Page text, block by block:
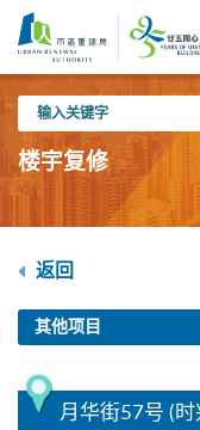
内
入
关
键
楼宇复修
返回
其他项目
月华街57号 (时